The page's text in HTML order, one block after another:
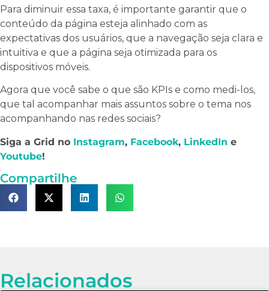
Para diminuir essa taxa, é importante garantir que o
conteúdo da página esteja alinhado com as
expectativas dos usuários, que a navegação seja clara e
intuitiva e que a página seja otimizada para os
dispositivos móveis.
Agora que você sabe o que são KPIs e como medi-los,
que tal acompanhar mais assuntos sobre o tema nos
acompanhando nas redes sociais?
Siga a Grid no Instagram, Facebook, LinkedIn e
Youtube!
Compartilhe
Relacionados